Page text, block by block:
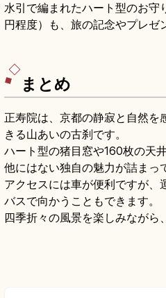
水引で編まれたハート型のお
円程度）も、旅の記念やプレゼ
まとめ
正寿院は、京都の静寂と自然を
きる山あいの古刹です。
ハート型の猪目窓や160枚の天
他にはない独自の魅力が詰まっ
アクセスには車が便利ですが、
バスで向かうこともできます。
四季折々の風景を楽しみながら